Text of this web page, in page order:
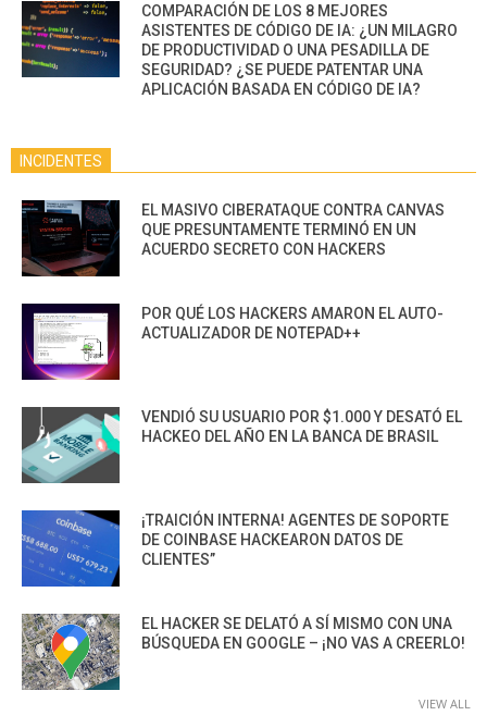
COMPARACIÓN DE LOS 8 MEJORES
ASISTENTES DE CÓDIGO DE IA: ¿UN MILAGRO
DE PRODUCTIVIDAD O UNA PESADILLA DE
SEGURIDAD? ¿SE PUEDE PATENTAR UNA
APLICACIÓN BASADA EN CÓDIGO DE IA?
INCIDENTES
EL MASIVO CIBERATAQUE CONTRA CANVAS
QUE PRESUNTAMENTE TERMINÓ EN UN
ACUERDO SECRETO CON HACKERS
POR QUÉ LOS HACKERS AMARON EL AUTO-
ACTUALIZADOR DE NOTEPAD++
VENDIÓ SU USUARIO POR $1.000 Y DESATÓ EL
HACKEO DEL AÑO EN LA BANCA DE BRASIL
¡TRAICIÓN INTERNA! AGENTES DE SOPORTE
DE COINBASE HACKEARON DATOS DE
CLIENTES”
EL HACKER SE DELATÓ A SÍ MISMO CON UNA
BÚSQUEDA EN GOOGLE – ¡NO VAS A CREERLO!
VIEW ALL